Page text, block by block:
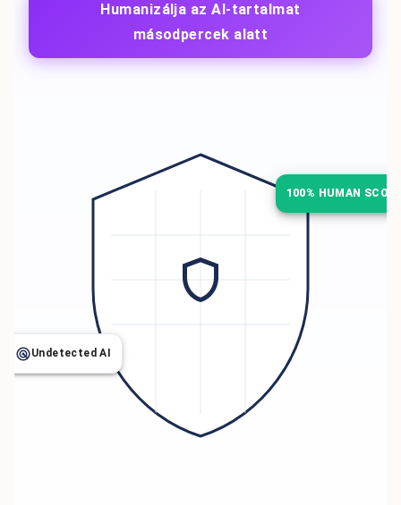
Humanizálja az AI-tartalmat
másodpercek alatt
100% HUMAN
Undetected AI